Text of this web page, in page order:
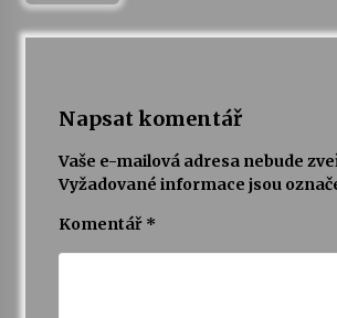
Varhanní recitál Michala
Želiv
3. 7. 2026
Napsat komentář
Vaše e-mailová adresa nebude
Vyžadované informace jsou
Komentář *